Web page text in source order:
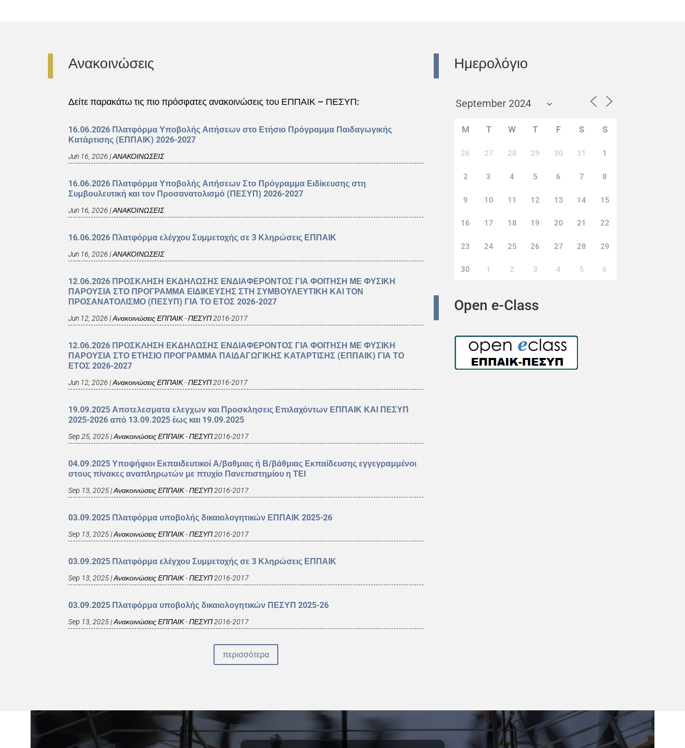
Ανακοινώσεις
Δείτε παρακάτω τις πιο πρόσφατες ανακοινώσεις του ΕΠΠΑΙΚ – ΠΕΣΥΠ:
16.06.2026 Πλατφόρμα Υποβολής Αιτήσεων στο Ετήσιο Πρόγραμμα Παιδαγωγικής
Κατάρτισης (ΕΠΠΑΙΚ) 2026-2027
Jun 16, 2026 |ΑΝΑΚΟΙΝΩΣΕΙΣ
16.06.2026 Πλατφόρμα Υποβολής Αιτήσεων Στο Πρόγραμμα Ειδίκευσης στη
Συμβουλευτική και τον Προσανατολισμό (ΠΕΣΥΠ) 2026-2027
Jun 16, 2026 |ΑΝΑΚΟΙΝΩΣΕΙΣ
16.06.2026 Πλατφόρμα ελέγχου Συμμετοχής σε 3 Κληρώσεις ΕΠΠΑΙΚ
Jun 16, 2026 |ΑΝΑΚΟΙΝΩΣΕΙΣ
12.06.2026 ΠΡΟΣΚΛΗΣΗ ΕΚΔΗΛΩΣΗΣ ΕΝΔΙΑΦΕΡΟΝΤΟΣ ΓΙΑ ΦΟΙΤΗΣΗ ΜΕ ΦΥΣΙΚΗ
ΠΑΡΟΥΣΙΑ ΣΤΟ ΠΡΟΓΡΑΜΜΑ ΕΙΔΙΚΕΥΣΗΣ ΣΤΗ ΣΥΜΒΟΥΛΕΥΤΙΚΗ ΚΑΙ ΤΟΝ
ΠΡΟΣΑΝΑΤΟΛΙΣΜΟ (ΠΕΣΥΠ) ΓΙΑ ΤΟ ΕΤΟΣ 2026-2027
Jun 12, 2026 |Ανακοινώσεις ΕΠΠΑΙΚ - ΠΕΣΥΠ 2016-2017
12.06.2026 ΠΡΟΣΚΛΗΣΗ ΕΚΔΗΛΩΣΗΣ ΕΝΔΙΑΦΕΡΟΝΤΟΣ ΓΙΑ ΦΟΙΤΗΣΗ ΜΕ ΦΥΣΙΚΗ
ΠΑΡΟΥΣΙΑ ΣΤΟ ΕΤΗΣΙΟ ΠΡΟΓΡΑΜΜΑ ΠΑΙΔΑΓΩΓΙΚΗΣ ΚΑΤΑΡΤΙΣΗΣ (ΕΠΠΑΙΚ) ΓΙΑ ΤΟ
ΕΤΟΣ 2026-2027
Jun 12, 2026 |Ανακοινώσεις ΕΠΠΑΙΚ - ΠΕΣΥΠ 2016-2017
19.09.2025 Αποτελεσματα ελεγχων και Προσκλησεις Επιλαχόντων ΕΠΠΑΙΚ ΚΑΙ ΠΕΣΥΠ
2025-2026 από 13.09.2025 έως και 19.09.2025
Sep 25, 2025|Ανακοινώσεις ΕΠΠΑΙΚ - ΠΕΣΥΠ 2016-2017
04.09.2025 Υποψήφιοι Εκπαιδευτικοί Α/βαθμιας ή Β/βάθμιας Εκπαίδευσης εγγεγραμμένοι
στους πίνακες αναπληρωτών με πτυχίο Πανεπιστημίου η ΤΕΙ
Sep 13, 2025|Ανακοινώσεις ΕΠΠΑΙΚ - ΠΕΣΥΠ 2016-2017
03.09.2025 Πλατφόρμα υποβολής δικαιολογητικών ΕΠΠΑΙΚ 2025-26
Sep 13, 2025|Ανακοινώσεις ΕΠΠΑΙΚ - ΠΕΣΥΠ 2016-2017
03.09.2025 Πλατφόρμα ελέγχου Συμμετοχής σε 3 Κληρώσεις ΕΠΠΑΙΚ
Sep 13, 2025|Ανακοινώσεις ΕΠΠΑΙΚ - ΠΕΣΥΠ 2016-2017
03.09.2025 Πλατφόρμα υποβολής δικαιολογητικών ΠΕΣΥΠ 2025-26
Sep 13, 2025|Ανακοινώσεις ΕΠΠΑΙΚ - ΠΕΣΥΠ 2016-2017
περισσότερα
Ημερολόγιο
M T W T F S S
26 27 28 29 30 31 1
2 3 4 5 6 7 8
9 10 11 12 13 14 15
16 17 18 19 20 21 22
23 24 25 26 27 28 29
30 1 2 3 4 5 6
Open e-Class